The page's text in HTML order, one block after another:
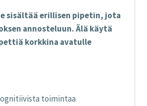
sisältää erillisen pipetin, jota
annosteluun. Älä käytä
korkkina avatulle
toimintaa